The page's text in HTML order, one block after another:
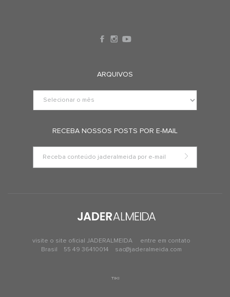
ARQUIVOS
RECEBA NOSSOS POSTS POR E-MAIL
visite o site oficial JADERALMEIDA
entre em contato
Brasil
55 49 36410014 sac@jaderalmeida.com